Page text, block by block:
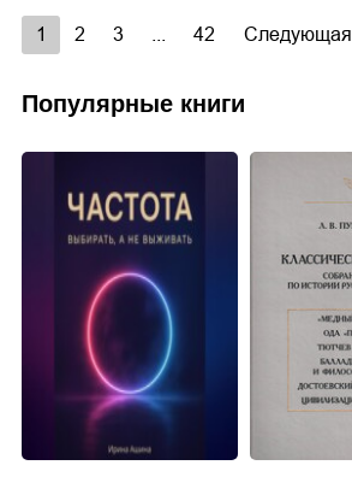
1 2 3 42 Следующая
Популярные книги